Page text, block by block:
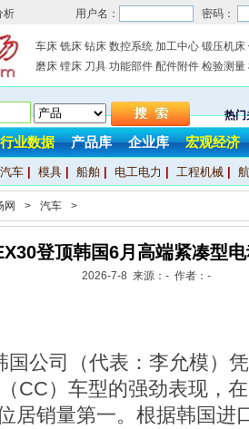
市场分析 用户名： 密码：
车床 铣床 钻床 数控系统 加工中心 锻压机床
磨床 镗床 刀具 功能部件 配件附件 检验测量
热门
行业数据 产品库 企业库 宏观经济
汽车 模具 船舶 电工电力 工程机械
网 > 汽车 >
登顶韩国6月高端紧凑型
2026-7-8 来源：- 作者：-
公司（代表：李允模）
CC）车型的强劲表现，
居销量第一。根据韩国进